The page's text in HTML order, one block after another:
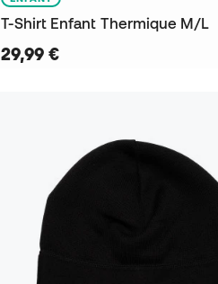
T-Shirt Enfant Thermique M/L
29,99 €